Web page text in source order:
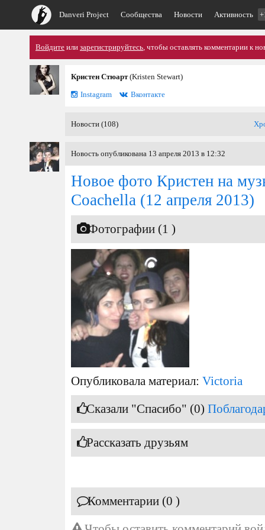
Danveri Project Сообщества Новости Активность
Войдите или зарегистрируйтесь, чтобы оставлять комментарии к
Кристен Стюарт(Kristen Stewart)
Instagram
Вконтакте
Новости (108)
Новость опубликована 13 апреля 2013 в 12:32
Новое фото Кристен на
Coachella (12 апреля 2013)
Фотографии (1 )
Опубликовала материал: Victoria
Сказали "Спасибо" (0)
Рассказать друзьям
Комментарии (0 )